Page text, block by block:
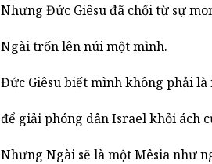
Nhưng Đức Giêsu đã chối từ sự
Ngài trốn lên núi một mình.
Đức Giêsu biết mình không phải là
để giải phóng dân Israel khỏi ách
Nhưng Ngài sẽ là một Mêsia như